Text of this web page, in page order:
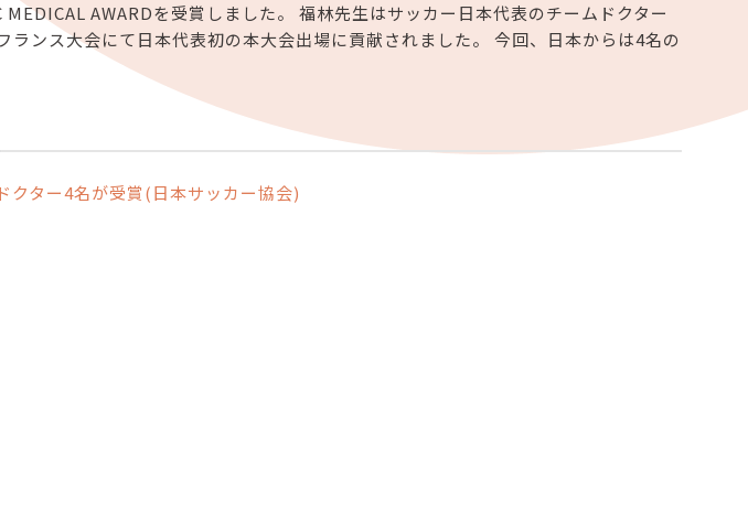
AWARDを受賞しました。 福林先生はサッカー日本代表のチームドクター
ランス大会にて日本代表初の本大会出場に貢献されました。 今回、日本からは4名の
クター4名が受賞(日本サッカー協会)